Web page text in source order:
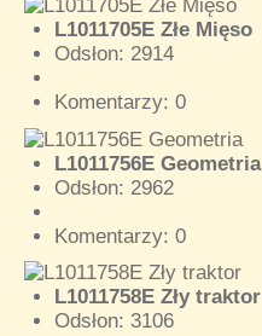
L1011705E Złe Mięso
Odsłon: 2914
Komentarzy: 0
L1011756E Geometria
Odsłon: 2962
Komentarzy: 0
L1011758E Zły traktor
Odsłon: 3106